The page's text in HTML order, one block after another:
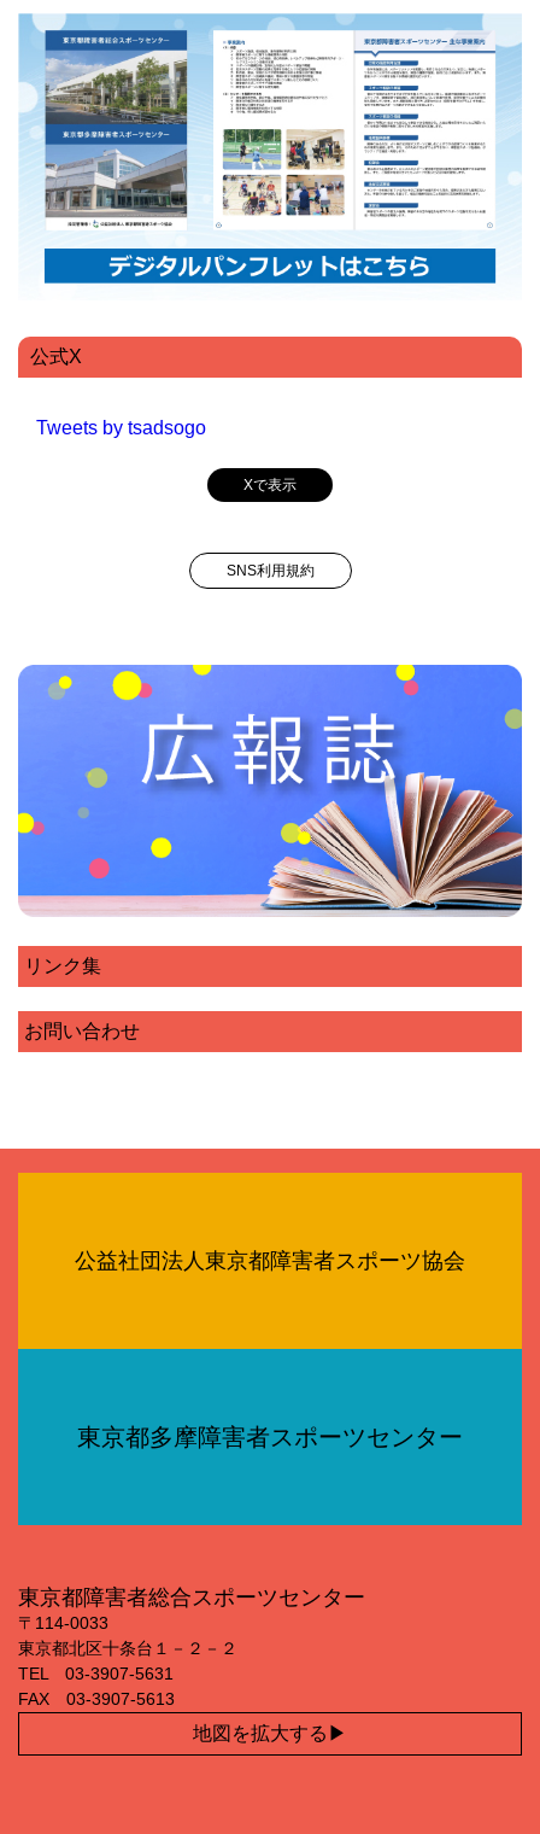
公式X
Tweets by tsadsogo
Xで表示
SNS利用規約
リンク集
お問い合わせ
公益社団法人東京都障害者スポーツ協会
東京都多摩障害者スポーツセンター
東京都障害者総合スポーツセンター
〒114‐0033
東京都北区十条台１－２－２
TEL 03‐3907‐5631
FAX 03‐3907‐5613
地図を拡大する